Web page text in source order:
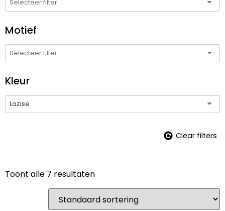
Motief
Kleur
Lazise
Clear filters
Toont alle 7 resultaten